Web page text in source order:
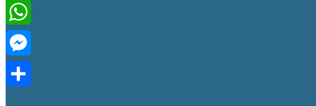
Twitter
WhatsApp
Messenger